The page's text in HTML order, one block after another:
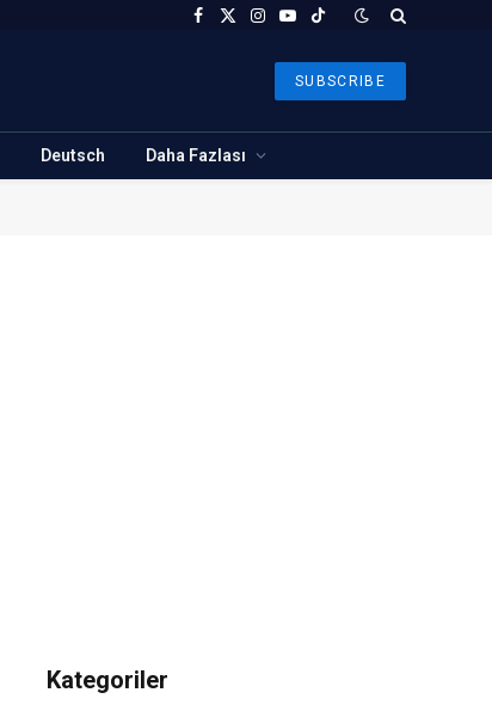
Facebook
X
Instagram
YouTubeTikTok
SUBSCRIBE
Deutsch Daha Fazlası
Kategoriler